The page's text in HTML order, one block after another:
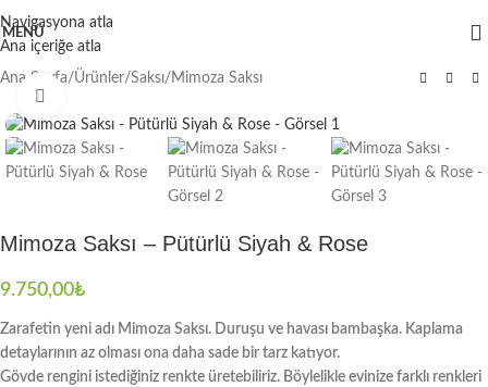
Navigasyona atla
Ana içeriğe atla
MENÜ
Ana Sayfa/Ürünler/Saksı/ Mimoza Saksı
Mimoza Saksı – Pütürlü Siyah & Rose
9.750,00₺
Zarafetin yeni adı Mimoza Saksı. Duruşu ve havası bambaşka. Kaplama
detaylarının az olması ona daha sade bir tarz katıyor.
Gövde rengini istediğiniz renkte üretebiliriz. Böylelikle evinize farklı renkleri